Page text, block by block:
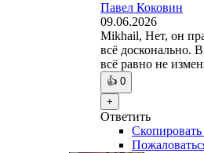
Павел Коковин
09.06.2026
Mikhail, Нет, он
всё досконально.
всё равно не
👍 0
+
Ответить